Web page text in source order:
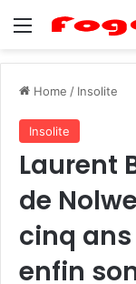
Menu
Home / Insolite
Insolite
Laurent
de
cinq
enfin